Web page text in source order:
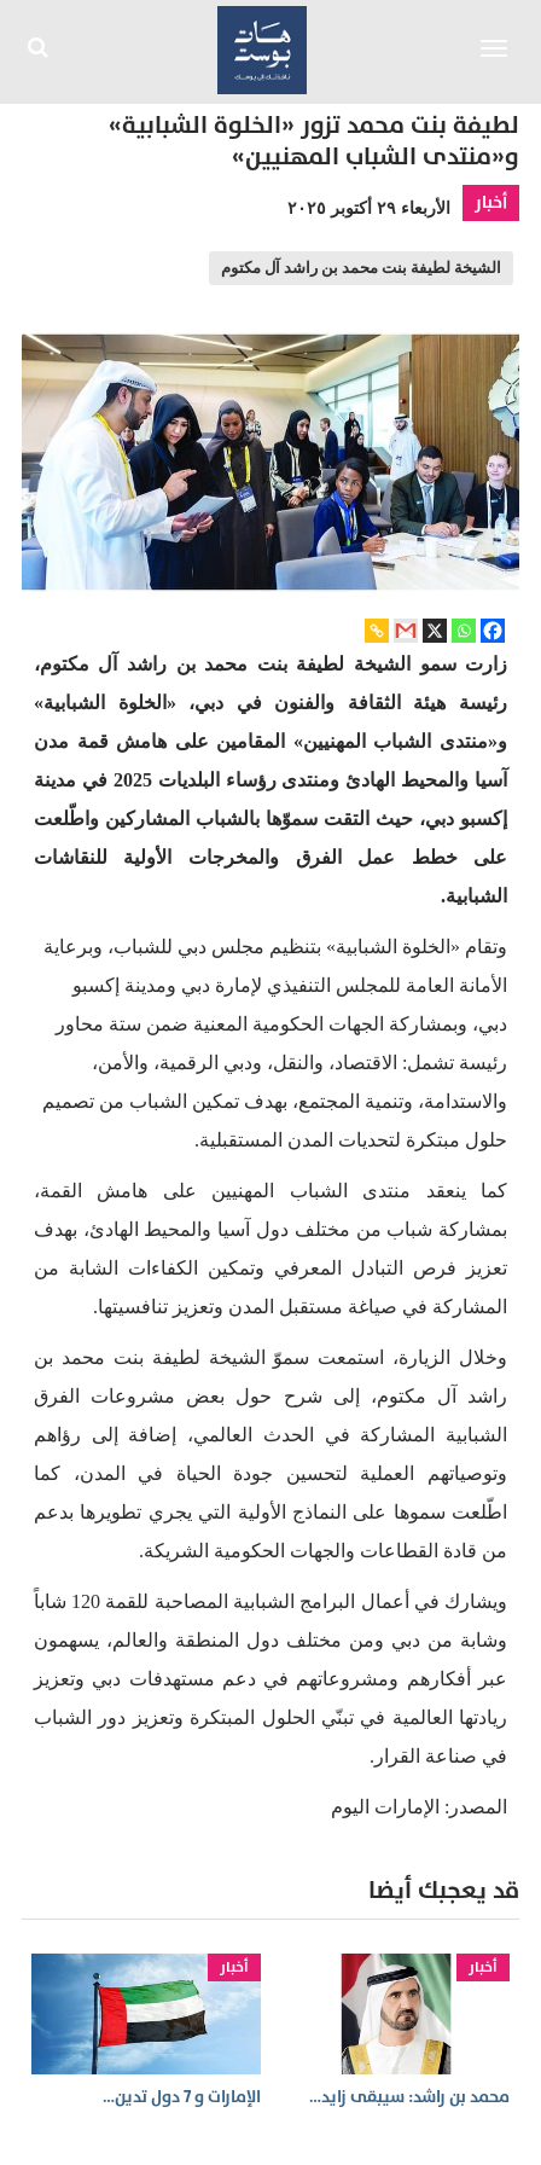
لطيفة بنت محمد تزور «الخلوة الشبابية»
و«منتدى الشباب المهنيين»
أخبار الأربعاء ٢٩ أكتوبر ٢٠٢٥
الشيخة لطيفة بنت محمد بن راشد آل مكتوم
زارت سمو الشيخة لطيفة بنت محمد بن راشد آل مكتوم،
رئيسة هيئة الثقافة والفنون في دبي، «الخلوة الشبابية»
و«منتدى الشباب المهنيين» المقامين على هامش قمة مدن
آسيا والمحيط الهادئ ومنتدى رؤساء البلديات 2025 في مدينة
إكسبو دبي، حيث التقت سموّها بالشباب المشاركين واطّلعت
على خطط عمل الفرق والمخرجات الأولية للنقاشات
الشبابية.
وتقام «الخلوة الشبابية» بتنظيم مجلس دبي للشباب، وبرعاية
الأمانة العامة للمجلس التنفيذي لإمارة دبي ومدينة إكسبو
دبي، وبمشاركة الجهات الحكومية المعنية ضمن ستة محاور
رئيسة تشمل: الاقتصاد، والنقل، ودبي الرقمية، والأمن،
والاستدامة، وتنمية المجتمع، بهدف تمكين الشباب من تصميم
حلول مبتكرة لتحديات المدن المستقبلية.
كما ينعقد منتدى الشباب المهنيين على هامش القمة،
بمشاركة شباب من مختلف دول آسيا والمحيط الهادئ، بهدف
تعزيز فرص التبادل المعرفي وتمكين الكفاءات الشابة من
المشاركة في صياغة مستقبل المدن وتعزيز تنافسيتها.
وخلال الزيارة، استمعت سموّ الشيخة لطيفة بنت محمد بن
راشد آل مكتوم، إلى شرح حول بعض مشروعات الفرق
الشبابية المشاركة في الحدث العالمي، إضافة إلى رؤاهم
وتوصياتهم العملية لتحسين جودة الحياة في المدن، كما
اطّلعت سموها على النماذج الأولية التي يجري تطويرها بدعم
من قادة القطاعات والجهات الحكومية الشريكة.
ويشارك في أعمال البرامج الشبابية المصاحبة للقمة 120 شاباً
وشابة من دبي ومن مختلف دول المنطقة والعالم، يسهمون
عبر أفكارهم ومشروعاتهم في دعم مستهدفات دبي وتعزيز
ريادتها العالمية في تبنّي الحلول المبتكرة وتعزيز دور الشباب
في صناعة القرار.
المصدر: الإمارات اليوم
قد يعجبك أيضا
أخبار
محمد بن راشد: سيبقى زايد…
أخبار
الإمارات و 7 دول تدين…